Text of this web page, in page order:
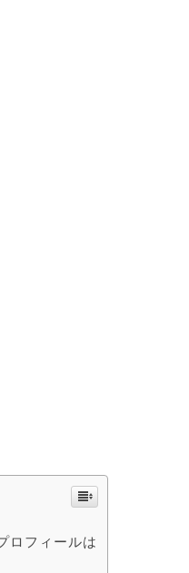
ロフィールは